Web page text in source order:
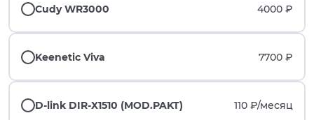
Cudy WR3000 4000 ₽
Keenetic Viva 7700 ₽
D-link DIR-X1510 (MOD.PAKT) 110 ₽/месяц